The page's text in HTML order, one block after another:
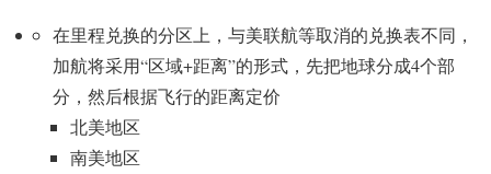
在里程兑换的分区上，与美联航等取消的兑换表不同，
加航将采用“区域+距离”的形式，先把地球分成4个部
分，然后根据飞行的距离定价
北美地区
南美地区